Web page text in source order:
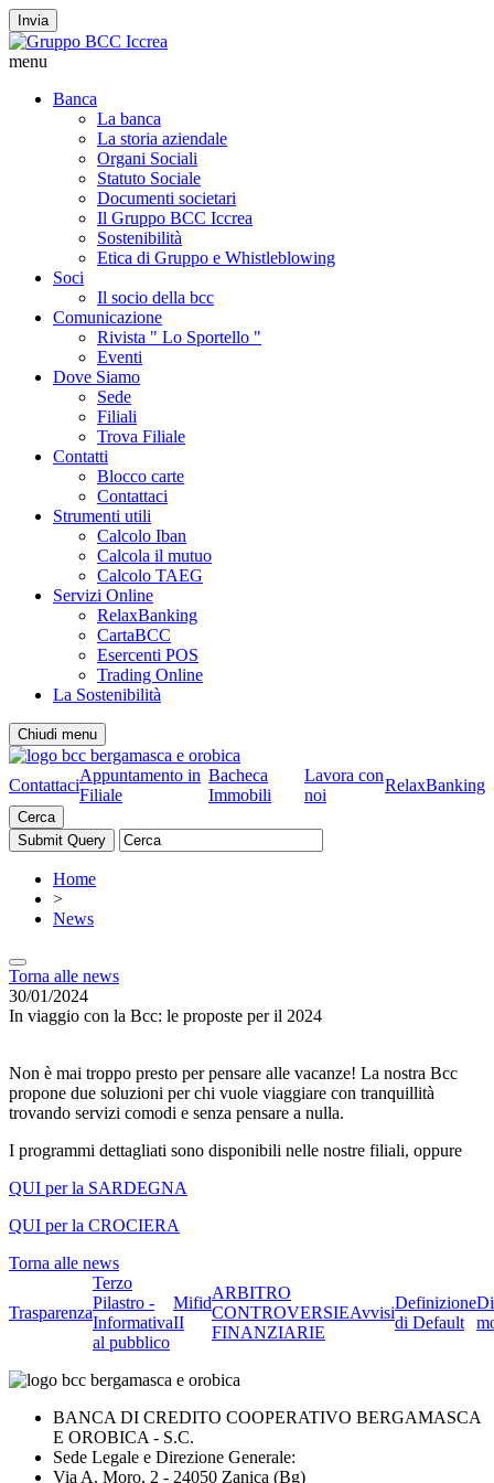
Invia
menu
Banca
La banca
La storia aziendale
Organi Sociali
Statuto Sociale
Documenti societari
Il Gruppo BCC Iccrea
Sostenibilità
Etica di Gruppo e Whistleblowing
Soci
Il socio della bcc
Comunicazione
Rivista " Lo Sportello "
Eventi
Dove Siamo
Sede
Filiali
Trova Filiale
Contatti
Blocco carte
Contattaci
Strumenti utili
Calcolo Iban
Calcola il mutuo
Calcolo TAEG
Servizi Online
RelaxBanking
CartaBCC
Esercenti POS
Trading Online
La Sostenibilità
Chiudi menu
Contattaci
Appuntamento in
Filiale
Bacheca
Immobili
Lavora con
noi
RelaxBanking
Cerca
Home
>
News
Torna alle news
30/01/2024
In viaggio con la Bcc: le proposte per il 2024
Non è mai troppo presto per pensare alle vacanze! La nostra Bcc
propone due soluzioni per chi vuole viaggiare con tranquillità
trovando servizi comodi e senza pensare a nulla.
I programmi dettagliati sono disponibili nelle nostre filiali, oppure
QUI per la SARDEGNA
QUI per la CROCIERA
Torna alle news
Trasparenza
Terzo
Pilastro -
Informativa
al pubblico
Mifid
II
ARBITRO
CONTROVERSIE
FINANZIARIE
Avvisi
Definizione
di Default
BANCA DI CREDITO COOPERATIVO BERGAMASCA
E OROBICA - S.C.
Sede Legale e Direzione Generale:
Via A. Moro, 2 - 24050 Zanica (Bg)